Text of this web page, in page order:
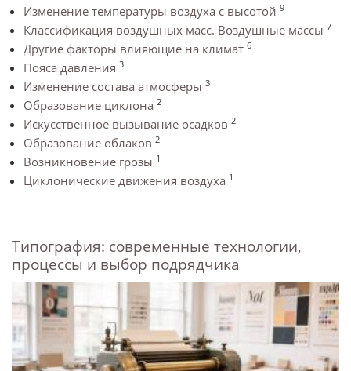
Изменение температуры воздуха с высотой 9
Классификация воздушных масс. Воздушные массы 7
Другие факторы влияющие на климат 6
Пояса давления 3
Изменение состава атмосферы 3
Образование циклона 2
Искусственное вызывание осадков 2
Образование облаков 2
Возникновение грозы 1
Циклонические движения воздуха 1
Типография: современные технологии,
процессы и выбор подрядчика